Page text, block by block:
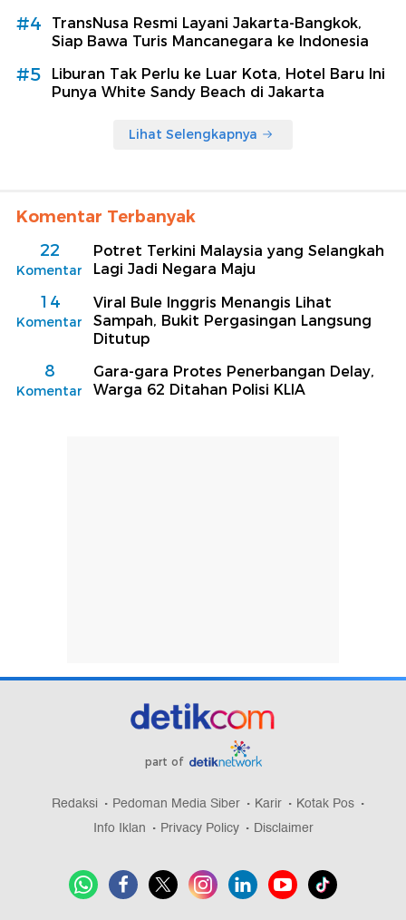
#4
TransNusa Resmi Layani Jakarta-Bangkok,
Siap Bawa Turis Mancanegara ke Indonesia
#5
Liburan Tak Perlu ke Luar Kota, Hotel Baru Ini
Punya White Sandy Beach di Jakarta
Lihat Selengkapnya
Komentar Terbanyak
22
Komentar
Potret Terkini Malaysia yang Selangkah
Lagi Jadi Negara Maju
14
Komentar
Viral Bule Inggris Menangis Lihat
Sampah, Bukit Pergasingan Langsung
Ditutup
8
Komentar
Gara-gara Protes Penerbangan Delay,
Warga 62 Ditahan Polisi KLIA
part of
Redaksi Pedoman Media Siber Karir
Kotak Pos
Info Iklan
Privacy Policy Disclaimer